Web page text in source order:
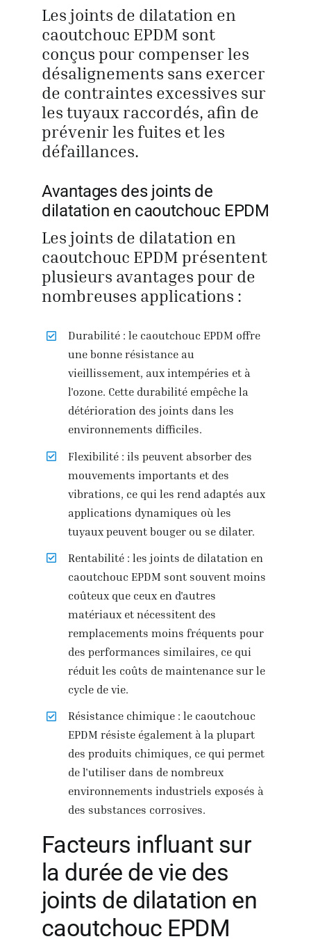
Les joints de dilatation en
caoutchouc EPDM sont
conçus pour compenser les
désalignements sans exercer
de contraintes excessives sur
les tuyaux raccordés, afin de
prévenir les fuites et les
défaillances.
Avantages des joints de
dilatation en caoutchouc EPDM
Les joints de dilatation en
caoutchouc EPDM présentent
plusieurs avantages pour de
nombreuses applications :
Durabilité : le caoutchouc EPDM offre
une bonne résistance au
vieillissement, aux intempéries et à
l'ozone. Cette durabilité empêche la
détérioration des joints dans les
environnements difficiles.
Flexibilité : ils peuvent absorber des
mouvements importants et des
vibrations, ce qui les rend adaptés aux
applications dynamiques où les
tuyaux peuvent bouger ou se dilater.
Rentabilité : les joints de dilatation en
caoutchouc EPDM sont souvent moins
coûteux que ceux en d'autres
matériaux et nécessitent des
remplacements moins fréquents pour
des performances similaires, ce qui
réduit les coûts de maintenance sur le
cycle de vie.
Résistance chimique : le caoutchouc
EPDM résiste également à la plupart
des produits chimiques, ce qui permet
de l'utiliser dans de nombreux
environnements industriels exposés à
des substances corrosives.
Facteurs influant sur
la durée de vie des
joints de dilatation en
caoutchouc EPDM